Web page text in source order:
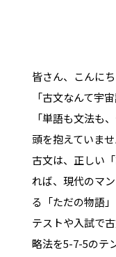
皆さん、こんにち
「古文なんて宇
「単語も文法も
頭を抱えていませ
古文は、正しい
れば、現代のマ
る「ただの物語」
テストや入試で
略法を5-7-5のテ